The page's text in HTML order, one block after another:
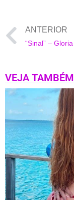
ANTERIOR
VEJA TAMBÉM